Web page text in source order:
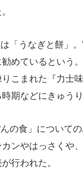
「うなぎと餅」
めているという
こまれた『力士
期などにきゅう
の食」について
ンやはっさくや
行われた。